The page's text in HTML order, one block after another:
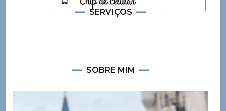
SERVIÇOS
SOBRE MIM